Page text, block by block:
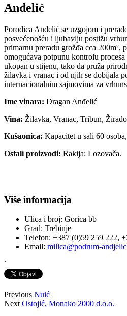
Anđelić
Porodica Anđelić se uzgojom i
posvećenošću i ljubavlju postižu
primarnu preradu grožđa cca 200m²,
omogućava potpunu kontrolu
ukopan u stijenu, tako da pruža
žilavka i vranac i od njih se dobijala
internacionalnim sajmovima za
Ime vinara: Dragan Anđelić
Vina: Žilavka, Vranac, Tribun,
Kušaonica: Kapacitet u sali 60
Ostali proizvodi: Rakija: Lozovača.
Više informacija
Ulica i broj: Gorica bb
Grad: Trebinje
Telefon: +387 (0)59 259 222,
Email: milica@podrum-
`
Previous Nuić
Next Ostojić, Monako 2000 d.o.o.